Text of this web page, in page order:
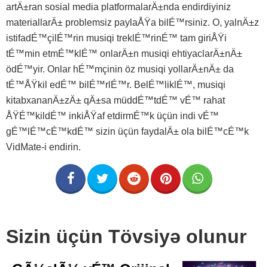
artÄ±ran sosial media platformalarÄ±nda endirdiyiniz
materiallarÄ± problemsiz paylaÅŸa bilÉ™rsiniz. O, yalnÄ±z
istifadÉ™çilÉ™rin musiqi treklÉ™rinÉ™ tam giriÅŸi
tÉ™min etmÉ™klÉ™ onlarÄ±n musiqi ehtiyaclarÄ±nÄ±
ödÉ™yir. Onlar hÉ™mçinin öz musiqi yollarÄ±nÄ± da
tÉ™ÅŸkil edÉ™ bilÉ™rlÉ™r. BelÉ™liklÉ™, musiqi
kitabxananÄ±zÄ± qÄ±sa müddÉ™tdÉ™ vÉ™ rahat
ÅŸÉ™kildÉ™ inkiÅŸaf etdirmÉ™k üçün indi vÉ™
gÉ™lÉ™cÉ™kdÉ™ sizin üçün faydalÄ± ola bilÉ™cÉ™k
VidMate-i endirin.
Sizin üçün Tövsiyə olunur